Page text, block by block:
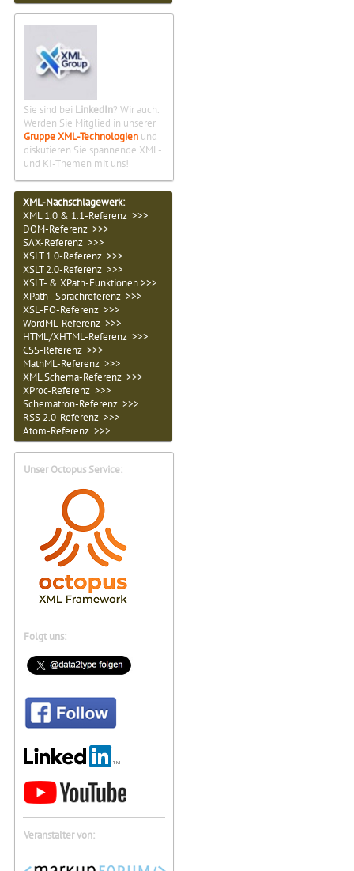
Sie sind bei LinkedIn? Wir auch.
Werden Sie Mitglied in unserer
Gruppe XML-Technologien und
diskutieren Sie spannende XML-
und KI-Themen mit uns!
XML-Nachschlagewerk:
XML 1.0 & 1.1-Referenz >>>
DOM-Referenz >>>
SAX-Referenz >>>
XSLT 1.0-Referenz >>>
XSLT 2.0-Referenz >>>
XSLT- & XPath-Funktionen >>>
XPath–Sprachreferenz >>>
XSL-FO-Referenz >>>
WordML-Referenz >>>
HTML/XHTML-Referenz >>>
CSS-Referenz >>>
MathML-Referenz >>>
XML Schema-Referenz >>>
XProc-Referenz >>>
Schematron-Referenz >>>
RSS 2.0-Referenz >>>
Atom-Referenz >>>
Unser Octopus Service:
Folgt uns:
Veranstalter von: